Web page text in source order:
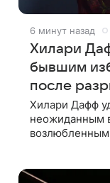
6 минут назад
Хилари
бывшим
после
Хилари Дафф
неожиданным
Lucky Me» —